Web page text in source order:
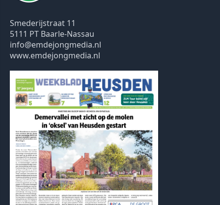
Smederijstraat 11
5111 PT Baarle-Nassau
info@emdejongmedia.nl
www.emdejongmedia.nl